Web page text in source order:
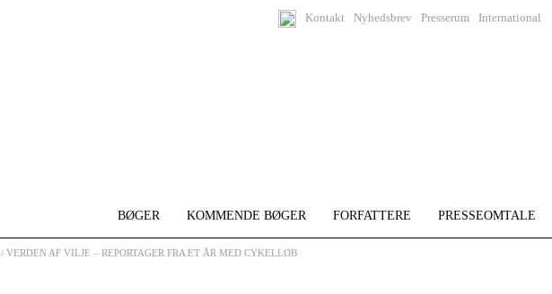
Kontakt Nyhedsbrev Presserum International
BØGER KOMMENDE BØGER FORFATTERE PRESSEOMTALE
/ VERDEN AF VILJE – REPORTAGER FRA ET ÅR MED CYKELLØB